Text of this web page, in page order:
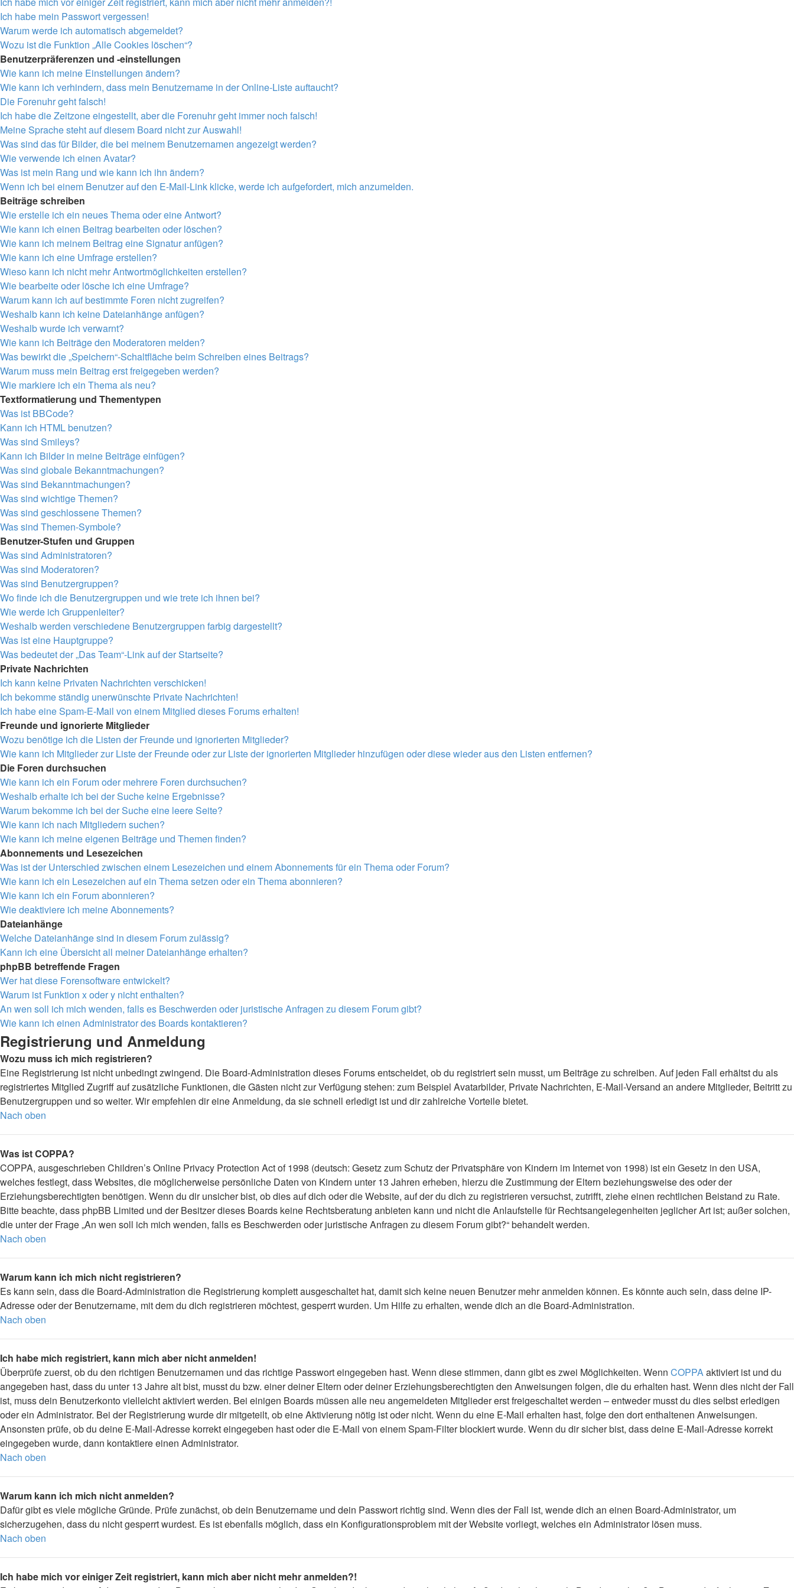
Ich habe mein Passwort vergessen!
Warum werde ich automatisch abgemeldet?
Wozu ist die Funktion „Alle Cookies löschen“?
Benutzerpräferenzen und -einstellungen
Wie kann ich meine Einstellungen ändern?
Wie kann ich verhindern, dass mein Benutzername in der Online-Liste auftaucht?
Die Forenuhr geht falsch!
Ich habe die Zeitzone eingestellt, aber die Forenuhr geht immer noch falsch!
Meine Sprache steht auf diesem Board nicht zur Auswahl!
Was sind das für Bilder, die bei meinem Benutzernamen angezeigt werden?
Wie verwende ich einen Avatar?
Was ist mein Rang und wie kann ich ihn ändern?
Wenn ich bei einem Benutzer auf den E-Mail-Link klicke, werde ich aufgefordert, mich anzumelden.
Beiträge schreiben
Wie erstelle ich ein neues Thema oder eine Antwort?
Wie kann ich einen Beitrag bearbeiten oder löschen?
Wie kann ich meinem Beitrag eine Signatur anfügen?
Wie kann ich eine Umfrage erstellen?
Wieso kann ich nicht mehr Antwortmöglichkeiten erstellen?
Wie bearbeite oder lösche ich eine Umfrage?
Warum kann ich auf bestimmte Foren nicht zugreifen?
Weshalb kann ich keine Dateianhänge anfügen?
Weshalb wurde ich verwarnt?
Wie kann ich Beiträge den Moderatoren melden?
Was bewirkt die „Speichern“-Schaltfläche beim Schreiben eines Beitrags?
Warum muss mein Beitrag erst freigegeben werden?
Wie markiere ich ein Thema als neu?
Textformatierung und Thementypen
Was ist BBCode?
Kann ich HTML benutzen?
Was sind Smileys?
Kann ich Bilder in meine Beiträge einfügen?
Was sind globale Bekanntmachungen?
Was sind Bekanntmachungen?
Was sind wichtige Themen?
Was sind geschlossene Themen?
Was sind Themen-Symbole?
Benutzer-Stufen und Gruppen
Was sind Administratoren?
Was sind Moderatoren?
Was sind Benutzergruppen?
Wo finde ich die Benutzergruppen und wie trete ich ihnen bei?
Wie werde ich Gruppenleiter?
Weshalb werden verschiedene Benutzergruppen farbig dargestellt?
Was ist eine Hauptgruppe?
Was bedeutet der „Das Team“-Link auf der Startseite?
Private Nachrichten
Ich kann keine Privaten Nachrichten verschicken!
Ich bekomme ständig unerwünschte Private Nachrichten!
Ich habe eine Spam-E-Mail von einem Mitglied dieses Forums erhalten!
Freunde und ignorierte Mitglieder
Wozu benötige ich die Listen der Freunde und ignorierten Mitglieder?
Wie kann ich Mitglieder zur Liste der Freunde oder zur Liste der ignorierten Mitglieder hinzufügen oder diese wieder aus den Listen entfernen?
Die Foren durchsuchen
Wie kann ich ein Forum oder mehrere Foren durchsuchen?
Weshalb erhalte ich bei der Suche keine Ergebnisse?
Warum bekomme ich bei der Suche eine leere Seite?
Wie kann ich nach Mitgliedern suchen?
Wie kann ich meine eigenen Beiträge und Themen finden?
Abonnements und Lesezeichen
Was ist der Unterschied zwischen einem Lesezeichen und einem Abonnements für ein Thema oder Forum?
Wie kann ich ein Lesezeichen auf ein Thema setzen oder ein Thema abonnieren?
Wie kann ich ein Forum abonnieren?
Wie deaktiviere ich meine Abonnements?
Dateianhänge
Welche Dateianhänge sind in diesem Forum zulässig?
Kann ich eine Übersicht all meiner Dateianhänge erhalten?
phpBB betreffende Fragen
Wer hat diese Forensoftware entwickelt?
Warum ist Funktion x oder y nicht enthalten?
An wen soll ich mich wenden, falls es Beschwerden oder juristische Anfragen zu diesem Forum gibt?
Wie kann ich einen Administrator des Boards kontaktieren?
Registrierung und Anmeldung
Wozu muss ich mich registrieren?
Eine Registrierung ist nicht unbedingt zwingend. Die Board-Administration dieses Forums entscheidet, ob du registriert sein musst, um Beiträge zu schreiben. Auf jeden Fall erhältst du als
registriertes Mitglied Zugriff auf zusätzliche Funktionen, die Gästen nicht zur Verfügung stehen: zum Beispiel Avatarbilder, Private Nachrichten, E-Mail-Versand an andere Mitglieder, Beitritt zu
Benutzergruppen und so weiter. Wir empfehlen dir eine Anmeldung, da sie schnell erledigt ist und dir zahlreiche Vorteile bietet.
Nach oben
Was ist COPPA?
COPPA, ausgeschrieben Children’s Online Privacy Protection Act of 1998 (deutsch: Gesetz zum Schutz der Privatsphäre von Kindern im Internet von 1998) ist ein Gesetz in den USA,
welches festlegt, dass Websites, die möglicherweise persönliche Daten von Kindern unter 13 Jahren erheben, hierzu die Zustimmung der Eltern beziehungsweise des oder der
Erziehungsberechtigten benötigen. Wenn du dir unsicher bist, ob dies auf dich oder die Website, auf der du dich zu registrieren versuchst, zutrifft, ziehe einen rechtlichen Beistand zu Rate.
Bitte beachte, dass phpBB Limited und der Besitzer dieses Boards keine Rechtsberatung anbieten kann und nicht die Anlaufstelle für Rechtsangelegenheiten jeglicher Art ist; außer solchen,
die unter der Frage „An wen soll ich mich wenden, falls es Beschwerden oder juristische Anfragen zu diesem Forum gibt?“ behandelt werden.
Nach oben
Warum kann ich mich nicht registrieren?
Es kann sein, dass die Board-Administration die Registrierung komplett ausgeschaltet hat, damit sich keine neuen Benutzer mehr anmelden können. Es könnte auch sein, dass deine IP-
Adresse oder der Benutzername, mit dem du dich registrieren möchtest, gesperrt wurden. Um Hilfe zu erhalten, wende dich an die Board-Administration.
Nach oben
Ich habe mich registriert, kann mich aber nicht anmelden!
Überprüfe zuerst, ob du den richtigen Benutzernamen und das richtige Passwort eingegeben hast. Wenn diese stimmen, dann gibt es zwei Möglichkeiten. Wenn COPPAaktiviert ist und du
angegeben hast, dass du unter 13 Jahre alt bist, musst du bzw. einer deiner Eltern oder deiner Erziehungsberechtigten den Anweisungen folgen, die du erhalten hast. Wenn dies nicht der Fall
ist, muss dein Benutzerkonto vielleicht aktiviert werden. Bei einigen Boards müssen alle neu angemeldeten Mitglieder erst freigeschaltet werden – entweder musst du dies selbst erledigen
oder ein Administrator. Bei der Registrierung wurde dir mitgeteilt, ob eine Aktivierung nötig ist oder nicht. Wenn du eine E-Mail erhalten hast, folge den dort enthaltenen Anweisungen.
Ansonsten prüfe, ob du deine E-Mail-Adresse korrekt eingegeben hast oder die E-Mail von einem Spam-Filter blockiert wurde. Wenn du dir sicher bist, dass deine E-Mail-Adresse korrekt
eingegeben wurde, dann kontaktiere einen Administrator.
Nach oben
Warum kann ich mich nicht anmelden?
Dafür gibt es viele mögliche Gründe. Prüfe zunächst, ob dein Benutzername und dein Passwort richtig sind. Wenn dies der Fall ist, wende dich an einen Board-Administrator, um
sicherzugehen, dass du nicht gesperrt wurdest. Es ist ebenfalls möglich, dass ein Konfigurationsproblem mit der Website vorliegt, welches ein Administrator lösen muss.
Nach oben
Ich habe mich vor einiger Zeit registriert, kann mich aber nicht mehr anmelden?!